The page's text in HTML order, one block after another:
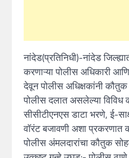
नांदेड(प्रतिनिधी)-नांदेड
करणाऱ्या पोलीस अधिकारी
देवून पोलीस अधिक्षकांनी
पोलीस दलात असलेल्या विविध
सीसीटीएनएस डाटा भरणे, ई-
वॉरंट बजावणी अशा प्रकरणात
पोलीस अंमलदारांचा कौतुक